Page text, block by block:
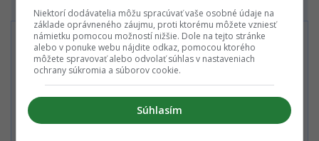
Viac o kampani
Máš účet?Prihlás sa!
Staň sa členom
Startitup PREMIUM
Predplatné môžeš zrušiť kedykoľvek.
Niektorí dodávatelia môžu spracúvať vaše osobné údaje na
základe oprávneného záujmu, proti ktorému môžete vzniesť
námietku pomocou možností nižšie. Dole na tejto stránke
alebo v ponuke webu nájdite odkaz, pomocou ktorého
môžete spravovať alebo odvolať súhlas v nastaveniach
ochrany súkromia a súborov cookie.
Súhlasím